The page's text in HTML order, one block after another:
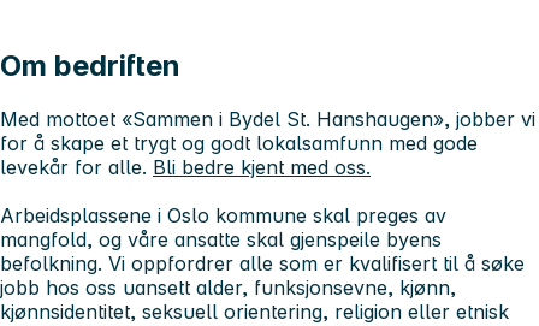
Om bedriften
Med mottoet «Sammen i Bydel St. Hanshaugen», jobber vi
for å skape et trygt og godt lokalsamfunn med gode
levekår for alle. Bli bedre kjent med oss.
Arbeidsplassene i Oslo kommune skal preges av
mangfold, og våre ansatte skal gjenspeile byens
befolkning. Vi oppfordrer alle som er kvalifisert til å søke
jobb hos oss uansett alder, funksjonsevne, kjønn,
kjønnsidentitet, seksuell orientering, religion eller etnisk